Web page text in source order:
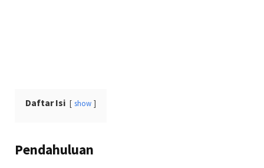
Daftar Isi show
Pendahuluan